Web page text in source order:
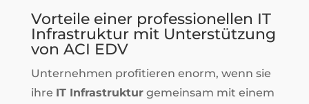
Vorteile einer professionellen IT
Infrastruktur mit Unterstützung
von ACI EDV
Unternehmen profitieren enorm, wenn sie
ihre IT Infrastrukturgemeinsam mit einem